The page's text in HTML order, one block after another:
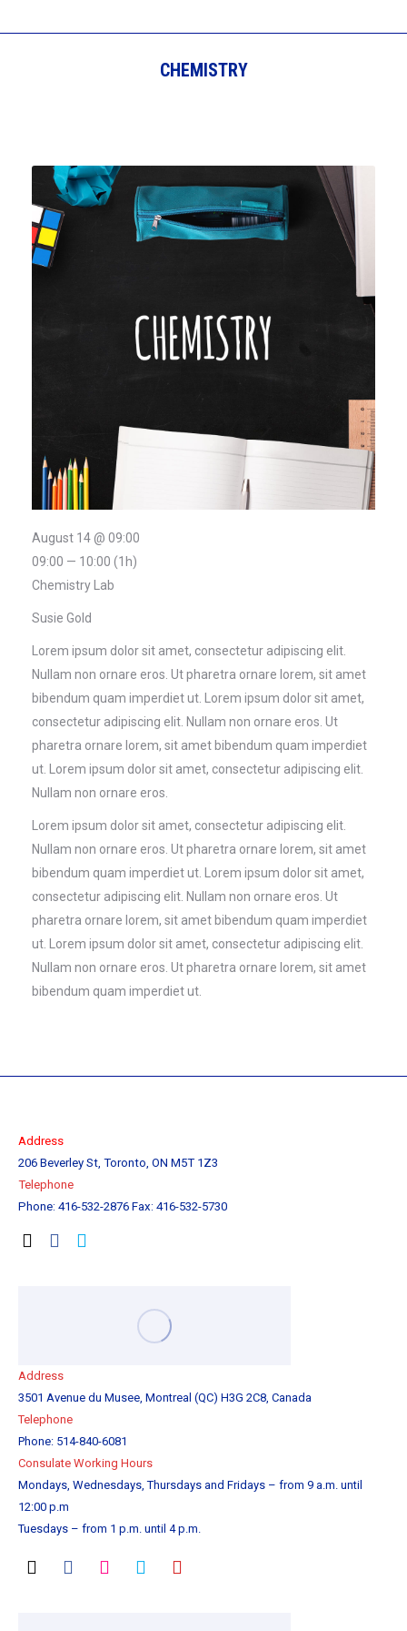
CHEMISTRY
Lorem ipsum dolor sit amet, consectetur adipiscing elit.
Nullam non ornare eros. Ut pharetra ornare lorem, sit amet
bibendum quam imperdiet ut. Lorem ipsum dolor sit amet,
consectetur adipiscing elit. Nullam non ornare eros. Ut
pharetra ornare lorem, sit amet bibendum quam imperdiet
ut. Lorem ipsum dolor sit amet, consectetur adipiscing elit.
Nullam non ornare eros.
Lorem ipsum dolor sit amet, consectetur adipiscing elit.
Nullam non ornare eros. Ut pharetra ornare lorem, sit amet
bibendum quam imperdiet ut. Lorem ipsum dolor sit amet,
consectetur adipiscing elit. Nullam non ornare eros. Ut
pharetra ornare lorem, sit amet bibendum quam imperdiet
ut. Lorem ipsum dolor sit amet, consectetur adipiscing elit.
Nullam non ornare eros. Ut pharetra ornare lorem, sit amet
bibendum quam imperdiet ut.
August 14 @ 09:00
09:00 — 10:00 (1h)
Chemistry Lab
Susie Gold
Address
206 Beverley St, Toronto, ON M5T 1Z3
Tel ephone
Phone: 416-532-2876 Fax: 416-532-5730
Address
3501 Avenue du Musee, Montreal (QC) H3G 2C8, Canada
Telephone
Phone: 514-840-6081
Consulate Working Hours
Mondays, Wednesdays, Thursdays and Fridays – from 9 a.m. until
12:00 p.m
Tuesdays – from 1 p.m. until 4 p.m.